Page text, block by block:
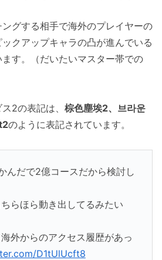
グする相手で海外のプレイヤーの
クアップキャラの凸が進んでいる
す。（だいたいマスター帯での
2の表記は、 棕色塵埃2、브라운
のように表記されています。
んだで2億コースだから検討し
らほら動き出してるみたい
外からのアクセス履歴があっ
D1tUlUcft8